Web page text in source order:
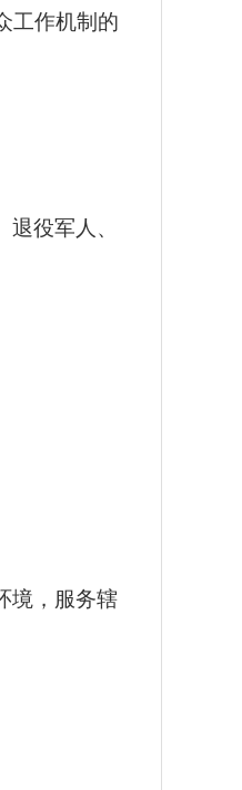
工作机制的
役军人、
境，服务辖